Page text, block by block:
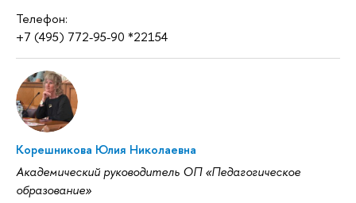
Телефон:
+7 (495) 772-95-90 *22154
Корешникова Юлия Николаевна
Академический руководитель ОП «Педагогическое
образование»